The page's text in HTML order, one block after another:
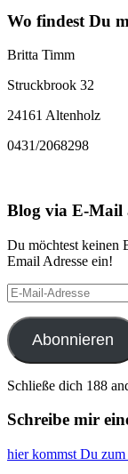
Wo findest Du
Britta Timm
Struckbrook 32
24161 Altenholz
0431/2068298
Blog via E-Mail
Du möchtest keinen
Email Adresse ein!
E-
Mail-
Adresse
Abonnieren
Schließe dich 188
Schreibe mir
hier kommst Du